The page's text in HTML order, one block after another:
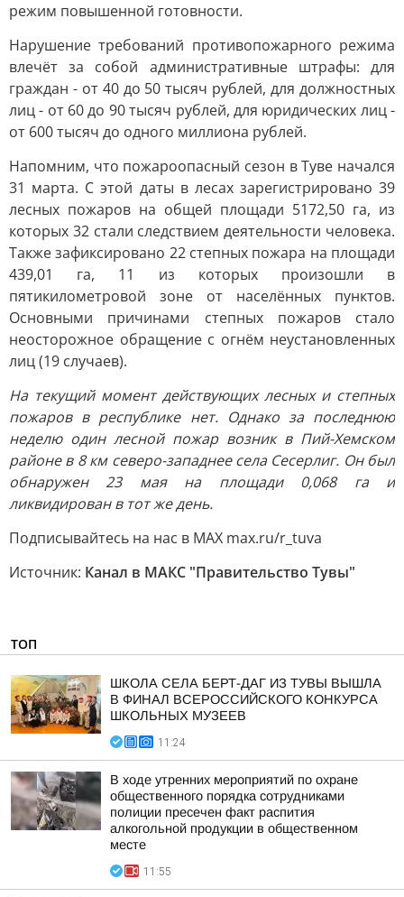
режим повышенной готовности.
Нарушение требований противопожарного режима
влечёт за собой административные штрафы: для
граждан - от 40 до 50 тысяч рублей, для должностных
лиц - от 60 до 90 тысяч рублей, для юридических лиц -
от 600 тысяч до одного миллиона рублей.
Напомним, что пожароопасный сезон в Туве начался
31 марта. С этой даты в лесах зарегистрировано 39
лесных пожаров на общей площади 5172,50 га, из
которых 32 стали следствием деятельности человека.
Также зафиксировано 22 степных пожара на площади
439,01 га, 11 из которых произошли в
пятикилометровой зоне от населённых пунктов.
Основными причинами степных пожаров стало
неосторожное обращение с огнём неустановленных
лиц (19 случаев).
На текущий момент действующих лесных и степных
пожаров в республике нет. Однако за последнюю
неделю один лесной пожар возник в Пий-Хемском
районе в 8 км северо-западнее села Сесерлиг. Он был
обнаружен 23 мая на площади 0,068 га и
ликвидирован в тот же день.
Подписывайтесь на нас в МАХ max.ru/r_tuva
Источник: Канал в МАКС "Правительство Тувы"
ТОП
ШКОЛА СЕЛА БЕРТ-ДАГ ИЗ ТУВЫ ВЫШЛА
В ФИНАЛ ВСЕРОССИЙСКОГО КОНКУРСА
ШКОЛЬНЫХ МУЗЕЕВ
11:24
В ходе утренних мероприятий по охране
общественного порядка сотрудниками
полиции пресечен факт распития
алкогольной продукции в общественном
месте
11:55